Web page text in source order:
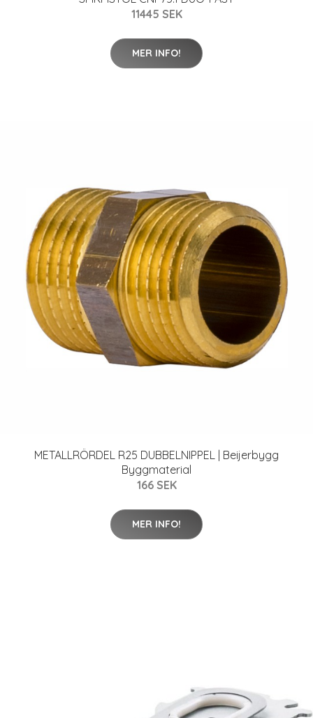
11445 SEK
MER INFO!
METALLRÖRDEL R25 DUBBELNIPPEL | Beijerbygg
Byggmaterial
166 SEK
MER INFO!